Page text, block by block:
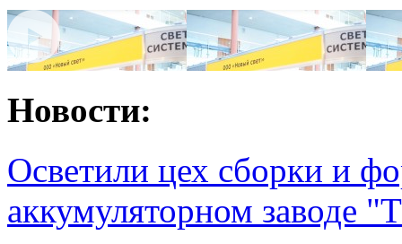
Новости:
Осветили цех сборки и
аккумуляторном заводе